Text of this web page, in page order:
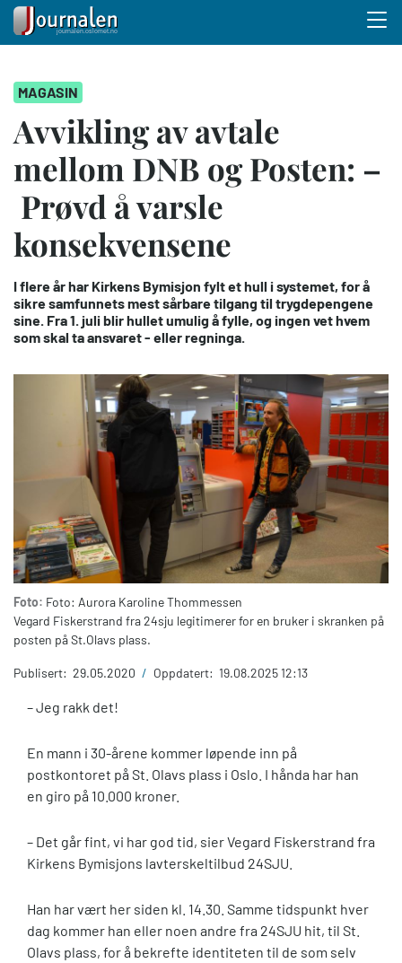
hovedinnhold
MAGASIN
Avvikling av avtale
mellom DNB og Posten: –
Prøvd å varsle
konsekvensene
I flere år har Kirkens Bymisjon fylt et hull i systemet, for å
sikre samfunnets mest sårbare tilgang til trygdepengene
sine. Fra 1. juli blir hullet umulig å fylle, og ingen vet hvem
som skal ta ansvaret - eller regninga.
Foto: Foto: Aurora Karoline Thommessen
Vegard Fiskerstrand fra 24sju legitimerer for en bruker i skranken på
posten på St.Olavs plass.
Publisert: 29.05.2020 / Oppdatert: 19.08.2025 12:13
– Jeg rakk det!
En mann i 30-årene kommer løpende inn på
postkontoret på St. Olavs plass i Oslo. I hånda har han
en giro på 10.000 kroner.
– Det går fint, vi har god tid, sier Vegard Fiskerstrand fra
Kirkens Bymisjons lavterskeltilbud 24SJU.
Han har vært her siden kl. 14.30. Samme tidspunkt hver
dag kommer han eller noen andre fra 24SJU hit, til St.
Olavs plass, for å bekrefte identiteten til de som selv